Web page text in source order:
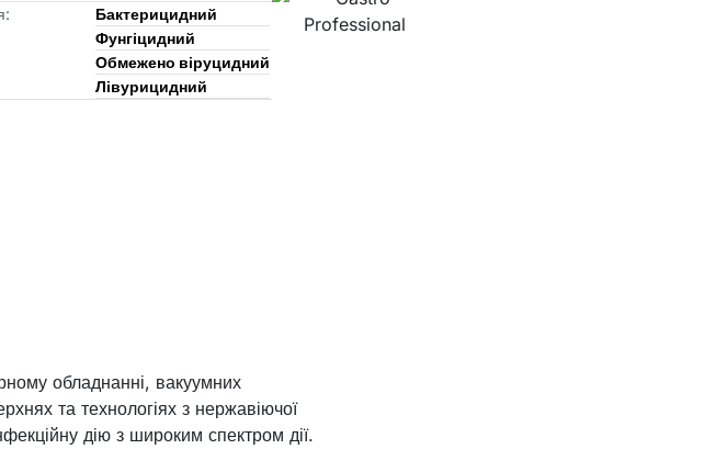
Бактерицидний
Фунгіцидний
Обмежено віруцидний
Лівурицидний
обладнанні, вакуумних
та технологіях з нержавіючої
дію з широким спектром дії.